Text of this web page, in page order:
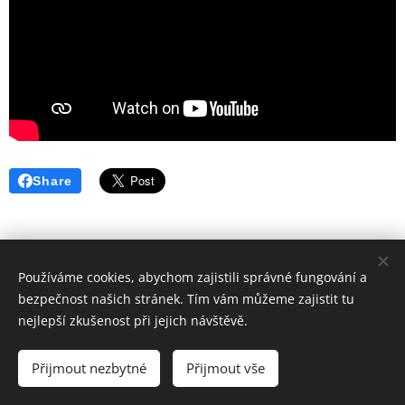
Share
© 2024 Martin Šíl | Všechna práva vyhrazena
Vytvořeno službou Webnode
Používáme cookies, abychom zajistili správné fungování a
bezpečnost našich stránek. Tím vám můžeme zajistit tu
nejlepší zkušenost při jejich návštěvě.
Přijmout nezbytné Přijmout vše